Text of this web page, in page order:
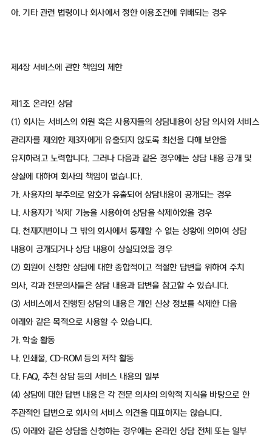
아. 기타 관련 법령이나 회사에서 정한 이용조건에 위배되는 경우
제4장 서비스에 관한 책임의 제한
제1조 온라인 상담
(1) 회사는 서비스의 회원 혹은 사용자들의 상담내용이 상담 의사와 서비스
관리자를 제외한 제3자에게 유출되지 않도록 최선을 다해 보안을
유지하려고 노력합니다. 그러나 다음과 같은 경우에는 상담 내용 공개 및
상실에 대하여 회사의 책임이 없습니다.
가. 사용자의 부주의로 암호가 유출되어 상담내용이 공개되는 경우
나. 사용자가 '삭제' 기능을 사용하여 상담을 삭제하였을 경우
다. 천재지변이나 그 밖의 회사에서 통제할 수 없는 상황에 의하여 상담
내용이 공개되거나 상담 내용이 상실되었을 경우
(2) 회원이 신청한 상담에 대한 종합적이고 적절한 답변을 위하여 주치
의사, 각과 전문의사들은 상담 내용과 답변을 참고할 수 있습니다.
(3) 서비스에서 진행된 상담의 내용은 개인 신상 정보를 삭제한 다음
아래와 같은 목적으로 사용할 수 있습니다.
가. 학술 활동
나. 인쇄물, CD-ROM 등의 저작 활동
다. FAQ, 추천 상담 등의 서비스 내용의 일부
(4) 상담에 대한 답변 내용은 각 전문 의사의 의학적 지식을 바탕으로 한
주관적인 답변으로 회사의 서비스 의견을 대표하지는 않습니다.
(5) 아래와 같은 상담을 신청하는 경우에는 온라인 상담 전체 또는 일부